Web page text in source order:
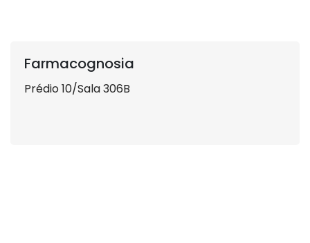
Farmacognosia
Prédio 10/Sala 306B